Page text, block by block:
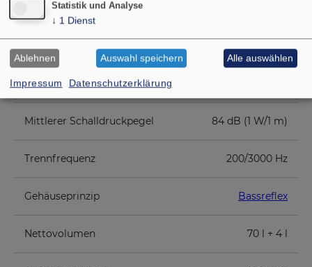
Musikbelastbarkeit
Nennimpedanz Z 4 Ohm
Übertragungsbereich (-10 dB)
Mittlerer Schalldruckpegel 84 dB (1 W/1 m)
Trennfrequenz 200/3000 Hz
Gehäuseprinzip Bassreflex
Nettovolumen 70 l + 4 l
Impressum Datenschutzerklärung
Statistik und Analyse
↓ 1 Dienst
Ablehnen Auswahl speichern Alle auswählen